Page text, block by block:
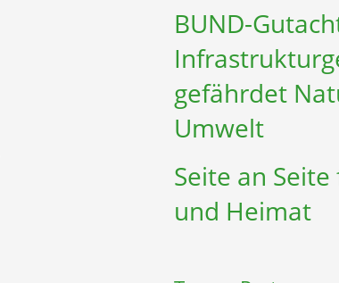
BUND-
gefährdet
Umwelt
Seite an
und Heimat